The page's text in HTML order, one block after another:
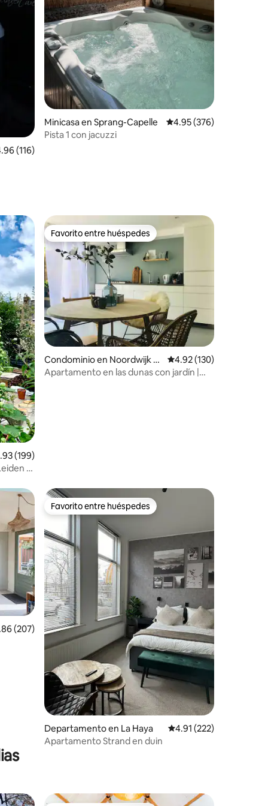
promedio: 4.96 de 5; 116 evaluaciones
(116)
Minicasa en Sprang-Capelle Calificación promedio:
4.95 (376)
Pista 1 con jacuzzi
promedio: 4.93 de 5; 199 evaluaciones
(199)
y
Favorito entre huéspedes
Favorito entre huéspedes
Condominio en Noordwijk aa
n Zee
Calificación promedio:
4.92 (130)
Apartamento en las dunas con jardín |
promedio: 4.86 de 5; 207 evaluaciones
(207)
Favorito entre huéspedes
Favorito entre huéspedes
Departamento en La Haya Calificación promedio:
4.91 (222)
Apartamento Strand en duin